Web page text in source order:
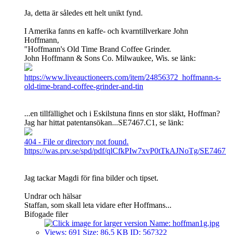
Ja, detta är således ett helt unikt fynd.
I Amerika fanns en kaffe- och kvarntillverkare John
Hoffmann,
"Hoffmann's Old Time Brand Coffee Grinder.
John Hoffmann & Sons Co. Milwaukee, Wis. se länk:
https://www.liveauctioneers.com/item/24856372_hoffmann-s-
old-time-brand-coffee-grinder-and-tin
...en tillfällighet och i Eskilstuna finns en stor släkt, Hoffman?
Jag har hittat patentansökan...SE7467.C1, se länk:
404 - File or directory not found.
https://was.prv.se/spd/pdf/qlCfkPIw7xvP0tTkAJNoTg/
Jag tackar Magdi för fina bilder och tipset.
Undrar och hälsar
Staffan, som skall leta vidare efter Hoffmans...
Bifogade filer